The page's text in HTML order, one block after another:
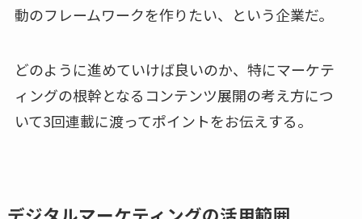
動のフレームワークを作りたい、という企業だ。
どのように進めていけば良いのか、特にマーケテ
ィングの根幹となるコンテンツ展開の考え方につ
いて3回連載に渡ってポイントをお伝えする。